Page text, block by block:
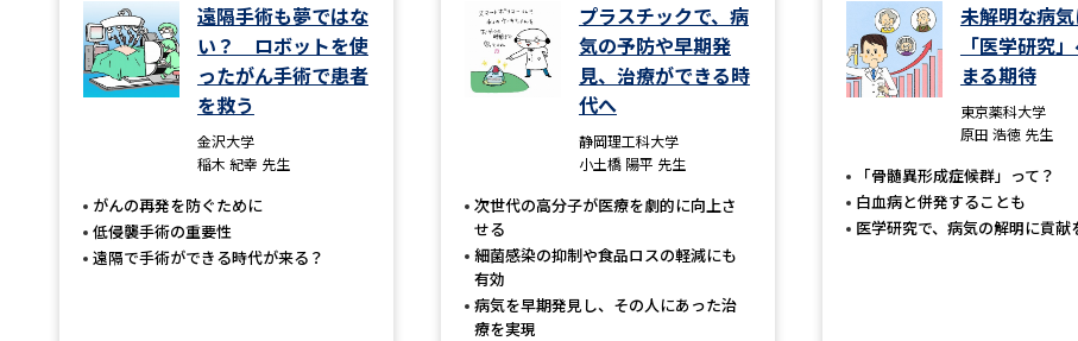
資料の料金の
お支払いについて 受付内容・
個人情報取扱規定
特定商取引表記 お問
受験情報リンク
遠隔手術も夢ではな
い？ ロボットを使
ったがん手術で患者
を救う
金沢大学
稲木 紀幸 先生
がんの再発を防ぐために
低侵襲手術の重要性
遠隔で手術ができる時代が来る？
プラスチックで、病
気の予防や早期発
見、治療ができる時
代へ
静岡理工科大学
小土橋 陽平 先生
次世代の高分子が医療を劇的に向上さ
せる
細菌感染の抑制や食品ロスの軽減にも
有効
病気を早期発見し、その人にあった治
療を実現
未解明な病
「医学研究
まる期待
東京薬科大学
原田 浩徳 先生
「骨髄異形成症候群」って？
白血病と併発することも
医学研究で、病気の解明に貢献